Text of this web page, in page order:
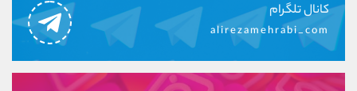
کانال تلگرام
alirezamehrabi_com